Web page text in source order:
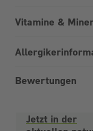
Vitamine &
Bewertungen
Jetzt in der